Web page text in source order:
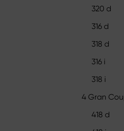
320 d
316 d
318 d
316 i
318 i
4 Gran
418 d